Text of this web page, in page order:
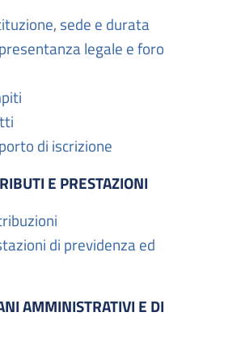
sede e durata
legale e foro
di iscrizione
E PRESTAZIONI
di previdenza ed
AMMINISTRATIVI E DI